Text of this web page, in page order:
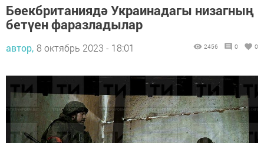
Бөекбританиядә Украинадагы низагның
бетүен фаразладылар
автор, 8 октябрь 2023 - 18:01 2456 0 0